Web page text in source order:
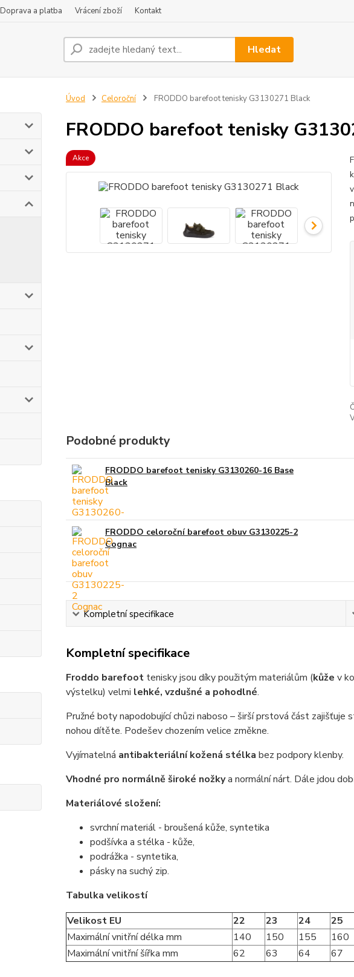
Doprava a platba Vrácení zboží Kontakt
Hledat
Úvod Celoroční FRODDO barefoot tenisky G3130271 Black
FRODDO barefoot tenisky
Akce
Podobné produkty
FRODDO barefoot tenisky G3130260-16 Base
Black
FRODDO celoroční barefoot obuv G3130225-2
Cognac
Kompletní specifikace
Kompletní specifikace
Froddo barefoot tenisky jsou díky použitým materiálům (kůže v
výstelku) velmi lehké, vzdušné a pohodlné.
Pružné boty napodobující chůzi naboso – širší prstová část
nohou dítěte. Podešev chozením velice změkne.
Vyjímatelná antibakteriální kožená stélka bez podpory klenby.
Vhodné pro normálně široké nožkya normální nárt. Dále jdou
Materiálové složení:
svrchní materiál - broušená kůže, syntetika
podšívka a stélka - kůže,
podrážka - syntetika,
pásky na suchý zip.
Tabulka velikostí
Velikost EU
22 23 24 25
Maximální vnitřní délka mm
140 150 155 160
Maximální vnitřní šířka mm
62 63 64 67